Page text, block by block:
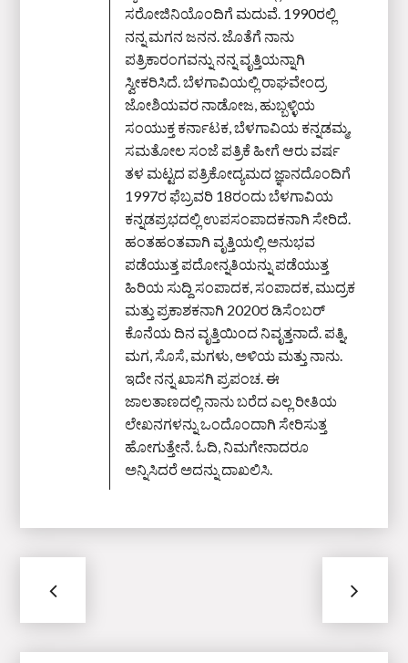
ಸರೋಜಿನಿಯೊಂದಿಗೆ ಮದುವೆ. 1990ರಲ್ಲಿ
ನನ್ನ ಮಗನ ಜನನ. ಜೊತೆಗೆ ನಾನು
ಪತ್ರಿಕಾರಂಗವನ್ನು ನನ್ನ ವೃತ್ತಿಯನ್ನಾಗಿ
ಸ್ವೀಕರಿಸಿದೆ. ಬೆಳಗಾವಿಯಲ್ಲಿ ರಾಘವೇಂದ್ರ
ಜೋಶಿಯವರ ನಾಡೋಜ, ಹುಬ್ಬಳ್ಳಿಯ
ಸಂಯುಕ್ತ ಕರ್ನಾಟಕ, ಬೆಳಗಾವಿಯ ಕನ್ನಡಮ್ಮ,
ಸಮತೋಲ ಸಂಜೆ ಪತ್ರಿಕೆ ಹೀಗೆ ಆರು ವರ್ಷ
ತಳ ಮಟ್ಟದ ಪತ್ರಿಕೋದ್ಯಮದ ಜ್ಞಾನದೊಂದಿಗೆ
1997ರ ಫೆಬ್ರವರಿ 18ರಂದು ಬೆಳಗಾವಿಯ
ಕನ್ನಡಪ್ರಭದಲ್ಲಿ ಉಪಸಂಪಾದಕನಾಗಿ ಸೇರಿದೆ.
ಹಂತಹಂತವಾಗಿ ವೃತ್ತಿಯಲ್ಲಿ ಅನುಭವ
ಪಡೆಯುತ್ತ ಪದೋನ್ನತಿಯನ್ನು ಪಡೆಯುತ್ತ
ಹಿರಿಯ ಸುದ್ದಿ ಸಂಪಾದಕ, ಸಂಪಾದಕ, ಮುದ್ರಕ
ಮತ್ತು ಪ್ರಕಾಶಕನಾಗಿ 2020ರ ಡಿಸೆಂಬರ್‌
ಕೊನೆಯ ದಿನ ವೃತ್ತಿಯಿಂದ ನಿವೃತ್ತನಾದೆ. ಪತ್ನಿ,
ಮಗ, ಸೊಸೆ, ಮಗಳು, ಅಳಿಯ ಮತ್ತು ನಾನು.
ಇದೇ ನನ್ನ ಖಾಸಗಿ ಪ್ರಪಂಚ. ಈ
ಜಾಲತಾಣದಲ್ಲಿ ನಾನು ಬರೆದ ಎಲ್ಲ ರೀತಿಯ
ಲೇಖನಗಳನ್ನು ಒಂದೊಂದಾಗಿ ಸೇರಿಸುತ್ತ
ಹೋಗುತ್ತೇನೆ. ಓದಿ, ನಿಮಗೇನಾದರೂ
ಅನ್ನಿಸಿದರೆ ಅದನ್ನು ದಾಖಲಿಸಿ.